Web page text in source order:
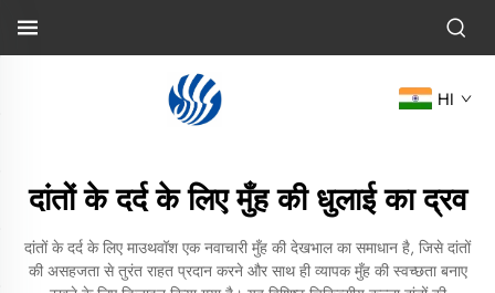
HI
दांतों के दर्द के लिए मुँह की धुलाई का द्रव
दांतों के दर्द के लिए माउथवॉश एक नवाचारी मुँह की देखभाल का समाधान है, जिसे दांतों
की असहजता से तुरंत राहत प्रदान करने और साथ ही व्यापक मुँह की स्वच्छता बनाए